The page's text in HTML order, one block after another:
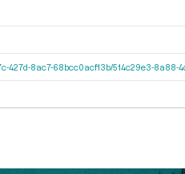
427d-8ac7-68bcc0acf13b/514c29e3-